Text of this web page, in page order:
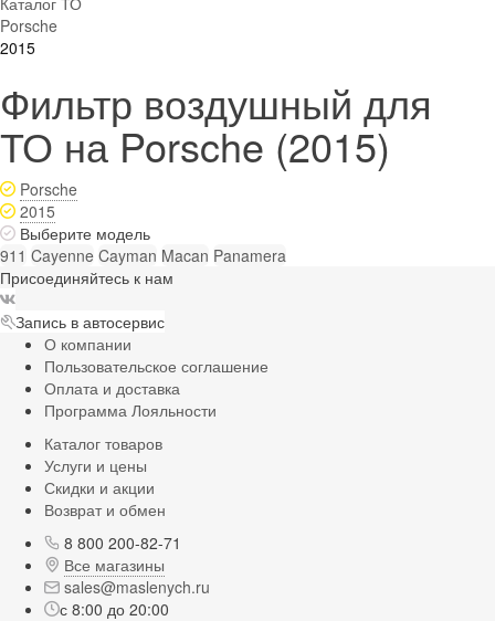
Porsche
2015
Фильтр воздушный для
ТО на Porsche (2015)
Porsche
2015
Выберите модель
911 Cayenne Cayman Macan Panamera
Присоединяйтесь к нам
Запись в автосервис
О компании
Пользовательское соглашение
Оплата и доставка
Программа Лояльности
Каталог товаров
Услуги и цены
Скидки и акции
Возврат и обмен
8 800 200-82-71
Все магазины
sales@maslenych.ru
с 8:00 до 20:00